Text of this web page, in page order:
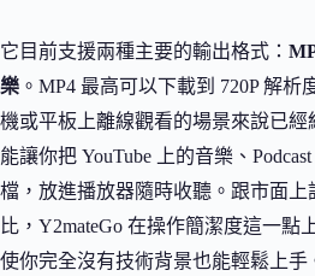
它目前支援兩種主要的輸出格式：
樂 。MP4 最高可以下載到 720P 解析
機或平板上離線觀看的場景來說已經
能讓你把 YouTube 上的音樂、
檔，放進播放器隨時收聽。跟市面上
比，Y2mateGo 在操作簡潔度這一點
使你完全沒有技術背景也能輕鬆上手